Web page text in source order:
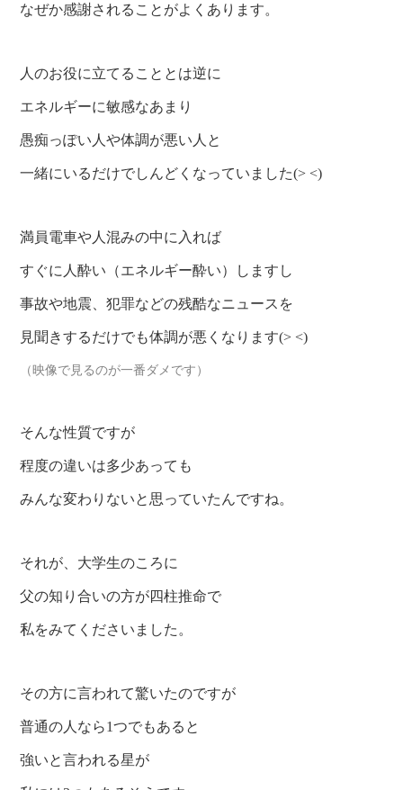
なぜか感謝されることがよくあります。
人のお役に立てることとは逆に
エネルギーに敏感なあまり
愚痴っぽい人や体調が悪い人と
一緒にいるだけでしんどくなっていました(> <)
満員電車や人混みの中に入れば
すぐに人酔い（エネルギー酔い）しますし
事故や地震、犯罪などの残酷なニュースを
見聞きするだけでも体調が悪くなります(> <)
（映像で見るのが一番ダメです）
そんな性質ですが
程度の違いは多少あっても
みんな変わりないと思っていたんですね。
それが、大学生のころに
父の知り合いの方が四柱推命で
私をみてくださいました。
その方に言われて驚いたのですが
普通の人なら1つでもあると
強いと言われる星が